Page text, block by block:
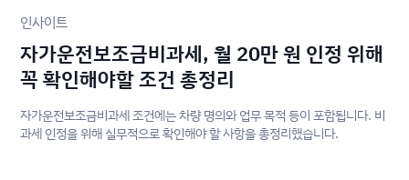
인사이트
자가운전보조금비과세, 월 20만 원 인정 위해
꼭 확인해야할 조건 총정리
자가운전보조금비과세 조건에는 차량 명의와 업무 목적 등이 포함됩니다. 비
과세 인정을 위해 실무적으로 확인해야 할 사항을 총정리했습니다.